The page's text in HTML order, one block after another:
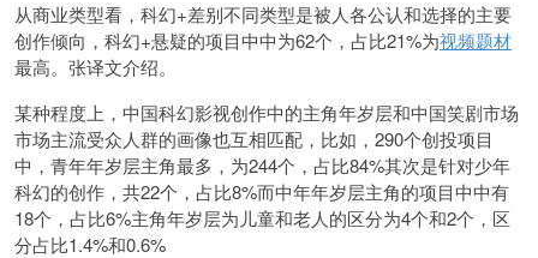
从商业类型看，科幻+差别不同类型是被人各公认和选择的主要
创作倾向，科幻+悬疑的项目中中为62个，占比21%为视频题材
最高。张译文介绍。
某种程度上，中国科幻影视创作中的主角年岁层和中国笑剧市场
市场主流受众人群的画像也互相匹配，比如，290个创投项目
中，青年年岁层主角最多，为244个，占比84%其次是针对少年
科幻的创作，共22个，占比8%而中年年岁层主角的项目中中有
18个，占比6%主角年岁层为儿童和老人的区分为4个和2个，区
分占比1.4%和0.6%